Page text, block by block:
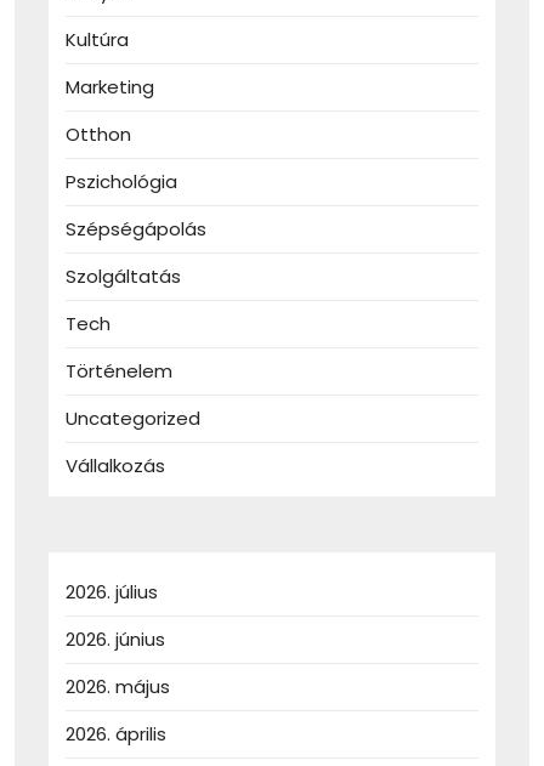
Kultúra
Marketing
Otthon
Pszichológia
Szépségápolás
Szolgáltatás
Tech
Történelem
Uncategorized
Vállalkozás
2026. július
2026. június
2026. május
2026. április